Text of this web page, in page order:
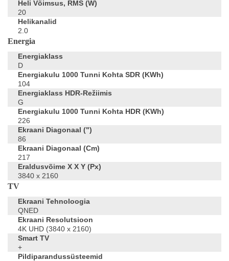
Heli Võimsus, RMS (W)
20
Helikanalid
2.0
Energia
Energiaklass
D
Energiakulu 1000 Tunni Kohta SDR (kWh)
104
Energiaklass HDR-Režiimis
G
Energiakulu 1000 Tunni Kohta HDR (kWh)
226
Ekraani Diagonaal (")
86
Ekraani Diagonaal (cm)
217
Eraldusvõime X X Y (px)
3840 x 2160
TV
Ekraani Tehnoloogia
QNED
Ekraani Resolutsioon
4K UHD (3840 x 2160)
Smart TV
+
Pildiparandussüsteemid